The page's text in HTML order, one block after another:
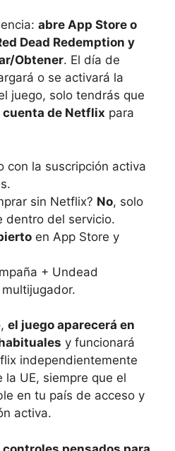
abre App Store o
Dead Redemption y
Obtener. El día de
o se activará la
juego, solo tendrás que
de Netflix para
con la suscripción activa
sin Netflix? No, solo
dentro del servicio.
en App Store y
+ Undead
el juego aparecerá en
y funcionará
independientemente
UE, siempre que el
en tu país de acceso y
activa.